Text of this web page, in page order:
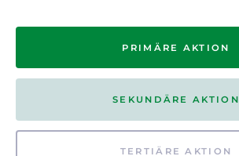
PRIMÄRE AKTION
SEKUNDÄRE AKTION
TERTIÄRE AKTION